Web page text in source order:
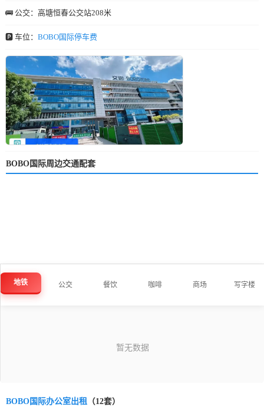
🚌 公交：高塘恒春公交站208米
🅿️ 车位： BOBO国际停车费
BOBO国际周边交通配套
地铁 公交 餐饮 咖啡 商场 写字楼
BOBO国际办公室出租 （12套）